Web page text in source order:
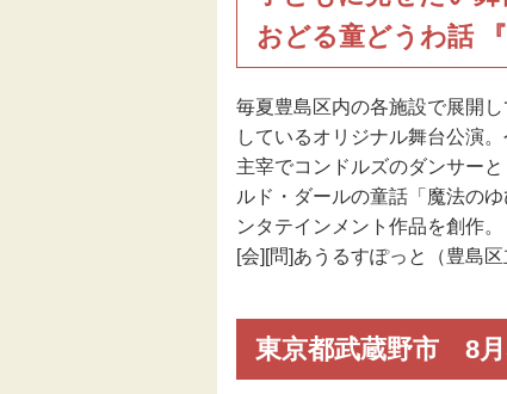
おどる童どうわ話
毎夏豊島区内の各施設で展開
しているオリジナル舞台公演
主宰でコンドルズのダンサー
ルド・ダールの童話「魔法の
ンタテインメント作品を創作。
[会][問]あうるすぽっと（豊島
東京都武蔵野市 8月